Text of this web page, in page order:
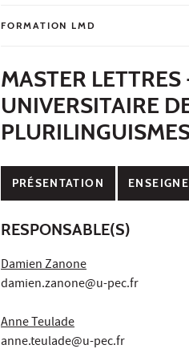
FORMATION LMD
MASTER
UNIVERSITAIRE
PRÉSENTATION
RESPONSABLE(S)
Damien Zanone
damien.zanone@u-pec.fr
Anne Teulade
anne.teulade@u-pec.fr